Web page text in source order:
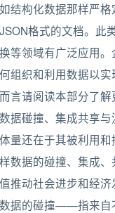
结构化数据那样严
格式的文档。此
等领域有广泛应用
组织和利用数据以
言请阅读本部分了解
据碰撞、集成共享
量还在于其被利用和
数据的碰撞、集成
推动社会进步和经济
据的碰撞——指来自